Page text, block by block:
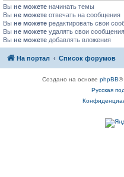
Вы не можете начинать темы
Вы не можете отвечать на сообщения
Вы не можете редактировать свои
Вы не можете удалять свои сообщения
Вы не можете добавлять вложения
На портал Список форумов
Создано на основеphpBB®
Русская